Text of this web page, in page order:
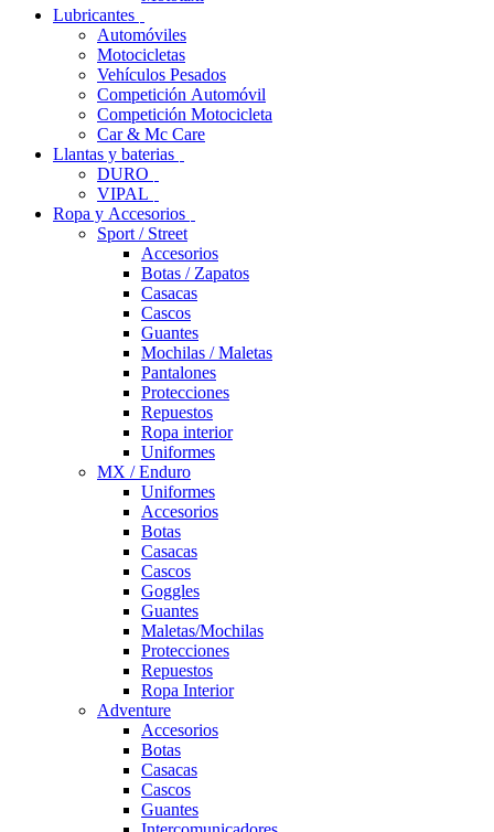
Lubricantes
Automóviles
Motocicletas
Vehículos Pesados
Competición Automóvil
Competición Motocicleta
Car & Mc Care
Llantas y baterias
DURO
VIPAL
Ropa y Accesorios
Sport / Street
Accesorios
Botas / Zapatos
Casacas
Cascos
Guantes
Mochilas / Maletas
Pantalones
Protecciones
Repuestos
Ropa interior
Uniformes
MX / Enduro
Uniformes
Accesorios
Botas
Casacas
Cascos
Goggles
Guantes
Maletas/Mochilas
Protecciones
Repuestos
Ropa Interior
Adventure
Accesorios
Botas
Casacas
Cascos
Guantes